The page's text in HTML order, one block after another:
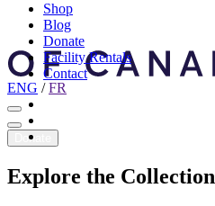
Shop
Blog
Donate
Facility Rentals
Contact
Youtube
ENG /FR
Donate
Explore the Collection